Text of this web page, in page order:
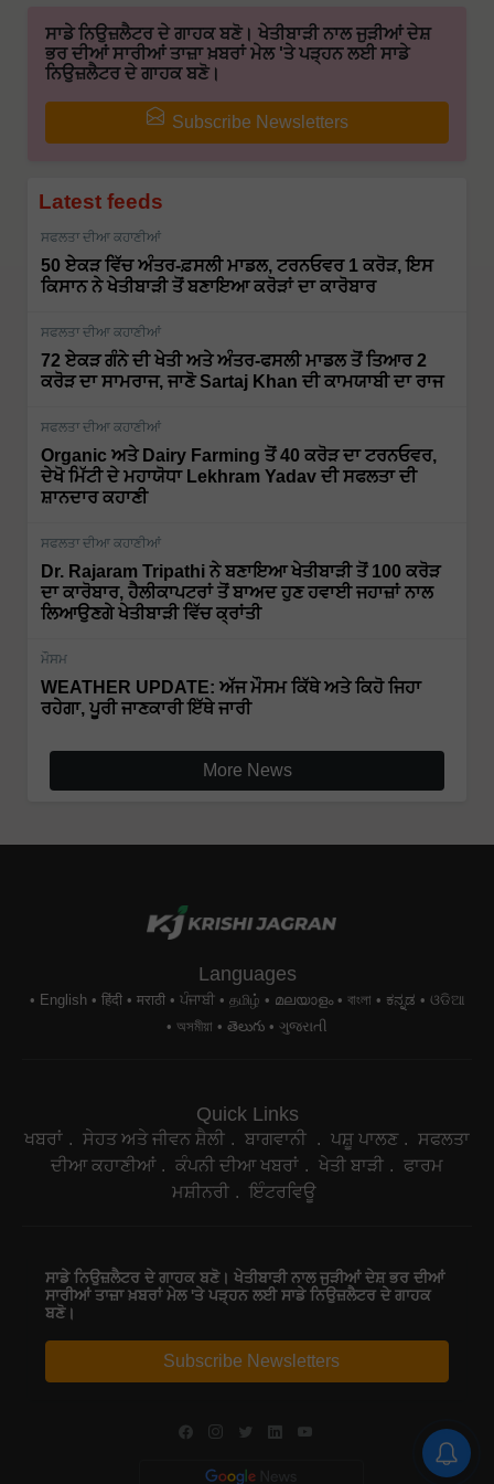
ਸਾਡੇ ਨਿਉਜ਼ਲੈਟਰ ਦੇ ਗਾਹਕ ਬਣੋ। ਖੇਤੀਬਾੜੀ ਨਾਲ ਜੁੜੀਆਂ ਦੇਸ਼
ਭਰ ਦੀਆਂ ਸਾਰੀਆਂ ਤਾਜ਼ਾ ਖ਼ਬਰਾਂ ਮੇਲ 'ਤੇ ਪੜ੍ਹਨ ਲਈ ਸਾਡੇ
ਨਿਉਜ਼ਲੈਟਰ ਦੇ ਗਾਹਕ ਬਣੋ।
Subscribe Newsletters
Latest feeds
ਸਫਲਤਾ ਦੀਆ ਕਹਾਣੀਆਂ
50 ਏਕੜ ਵਿੱਚ ਅੰਤਰ-ਫ਼ਸਲੀ ਮਾਡਲ, ਟਰਨਓਵਰ 1 ਕਰੋੜ, ਇਸ
ਕਿਸਾਨ ਨੇ ਖੇਤੀਬਾੜੀ ਤੋਂ ਬਣਾਇਆ ਕਰੋੜਾਂ ਦਾ ਕਾਰੋਬਾਰ
ਸਫਲਤਾ ਦੀਆ ਕਹਾਣੀਆਂ
72 ਏਕੜ ਗੰਨੇ ਦੀ ਖੇਤੀ ਅਤੇ ਅੰਤਰ-ਫਸਲੀ ਮਾਡਲ ਤੋਂ ਤਿਆਰ 2
ਕਰੋੜ ਦਾ ਸਾਮਰਾਜ, ਜਾਣੋ Sartaj Khan ਦੀ ਕਾਮਯਾਬੀ ਦਾ ਰਾਜ
ਸਫਲਤਾ ਦੀਆ ਕਹਾਣੀਆਂ
Organic ਅਤੇ Dairy Farming ਤੋਂ 40 ਕਰੋੜ ਦਾ ਟਰਨਓਵਰ,
ਦੇਖੋ ਮਿੱਟੀ ਦੇ ਮਹਾਯੋਧਾ Lekhram Yadav ਦੀ ਸਫਲਤਾ ਦੀ
ਸ਼ਾਨਦਾਰ ਕਹਾਣੀ
ਸਫਲਤਾ ਦੀਆ ਕਹਾਣੀਆਂ
Dr. Rajaram Tripathi ਨੇ ਬਣਾਇਆ ਖੇਤੀਬਾੜੀ ਤੋਂ 100 ਕਰੋੜ
ਦਾ ਕਾਰੋਬਾਰ, ਹੈਲੀਕਾਪਟਰਾਂ ਤੋਂ ਬਾਅਦ ਹੁਣ ਹਵਾਈ ਜਹਾਜ਼ਾਂ ਨਾਲ
ਲਿਆਉਣਗੇ ਖੇਤੀਬਾੜੀ ਵਿੱਚ ਕ੍ਰਾਂਤੀ
ਮੌਸਮ
WEATHER UPDATE: ਅੱਜ ਮੌਸਮ ਕਿੱਥੇ ਅਤੇ ਕਿਹੋ ਜਿਹਾ
ਰਹੇਗਾ, ਪੂਰੀ ਜਾਣਕਾਰੀ ਇੱਥੇ ਜਾਰੀ
More News
Languages
English हिंदी मराठी ਪੰਜਾਬੀ தமிழ் മലയാളം বাংলা ಕನ್ನಡ
ଓଡିଆ
অসমীয়া
తెలుగు ગુજરાતી
Quick Links
ਖਬਰਾਂ ਸੇਹਤ ਅਤੇ ਜੀਵਨ ਸ਼ੈਲੀ ਬਾਗਵਾਨੀ ਪਸ਼ੂ ਪਾਲਣ
ਸਫਲਤਾ
ਦੀਆ ਕਹਾਣੀਆਂ
ਕੰਪਨੀ ਦੀਆ ਖਬਰਾਂ ਖੇਤੀ ਬਾੜੀ
ਫਾਰਮ
ਮਸ਼ੀਨਰੀ
ਇੰਟਰਵਿਊ
ਸਾਡੇ ਨਿਉਜ਼ਲੈਟਰ ਦੇ ਗਾਹਕ ਬਣੋ। ਖੇਤੀਬਾੜੀ ਨਾਲ ਜੁੜੀਆਂ ਦੇਸ਼ ਭਰ ਦੀਆਂ
ਸਾਰੀਆਂ ਤਾਜ਼ਾ ਖ਼ਬਰਾਂ ਮੇਲ 'ਤੇ ਪੜ੍ਹਨ ਲਈ ਸਾਡੇ ਨਿਉਜ਼ਲੈਟਰ ਦੇ ਗਾਹਕ
ਬਣੋ।
Subscribe Newsletters